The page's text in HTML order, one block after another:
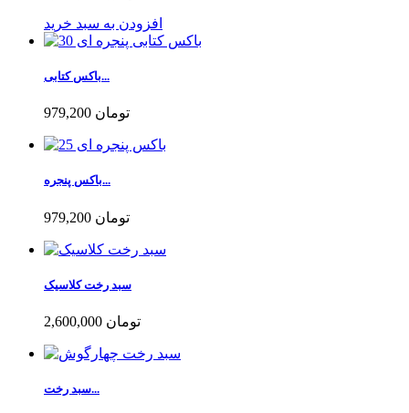
افزودن به سبد خرید
باکس کتابی...
979,200 تومان
باکس پنجره...
979,200 تومان
سبد رخت کلاسیک
2,600,000 تومان
سبد رخت...